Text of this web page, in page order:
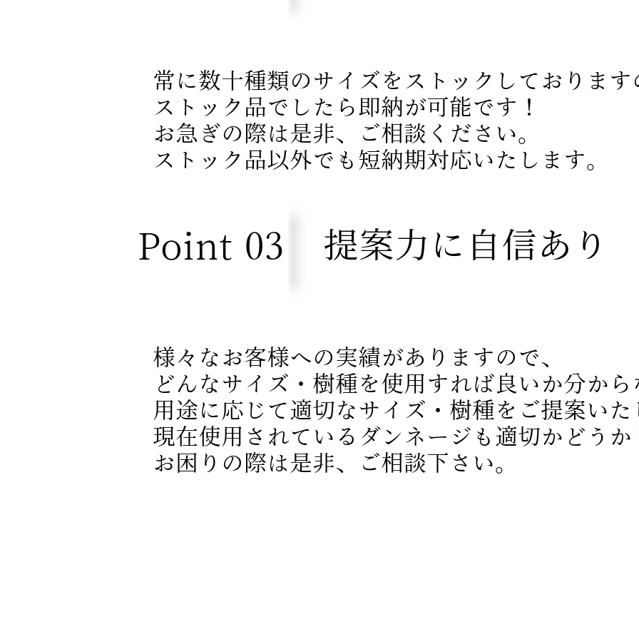
常に数十種類のサイズをストックしております
ストック品でしたら即納が可能です！
​ お急ぎの際は是非、ご相談ください。
​ ストック品以外でも短納期対応いたします。
Point 03 提案力に自信あり
様々なお客様への実績がありますので、
どんなサイズ・樹種​​を使用すれば良いか分か
用途に応じて適切なサイズ・樹種をご提案いた
現在使用されているダンネージも適切かどうか
お困りの際は是非、ご相談下さい。